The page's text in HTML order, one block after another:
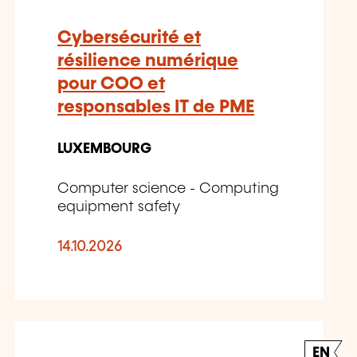
Cybersécurité et
résilience numérique
pour COO et
responsables IT de PME
LUXEMBOURG
Computer science - Computing
equipment safety
14.10.2026
EN